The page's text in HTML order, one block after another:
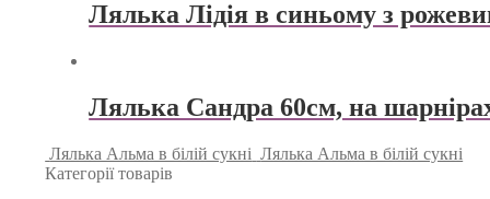
Лялька Лідія в синьому з
Лялька Сандра 60см, на
Лялька Альма в білій сукні Лялька Альма в білій сукні
Категорії товарів